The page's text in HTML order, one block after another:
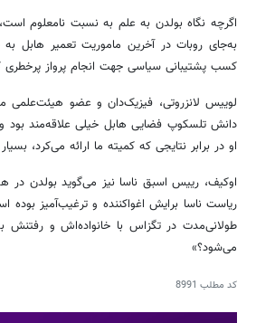
اگرچه نگاه بولدن به علم به نسبت نامعلوم
کسب پشتیبانی سیاسی جهت انجام پرواز پرخطری
لوییس لانزروتی، فیزیک‌دان و عضو هیئت‌علمی
دانش تلسکوپ فضایی هابل خیلی علاقه‌مند بود و
او در برابر نتایجی که کمیته ما ارائه می‌کرد،
اوکیف، رییس اسبق ناسا نیز می‌گوید بولدن در
ریاست ناسا برایش اغواکننده و ترغیب‌آمیز
می‌شود؟»
کد مطلب 8991